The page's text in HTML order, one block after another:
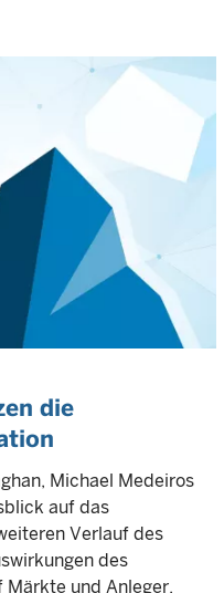
die
Michael Medeiros
auf das
Verlauf des
des
Märkte und Anleger.